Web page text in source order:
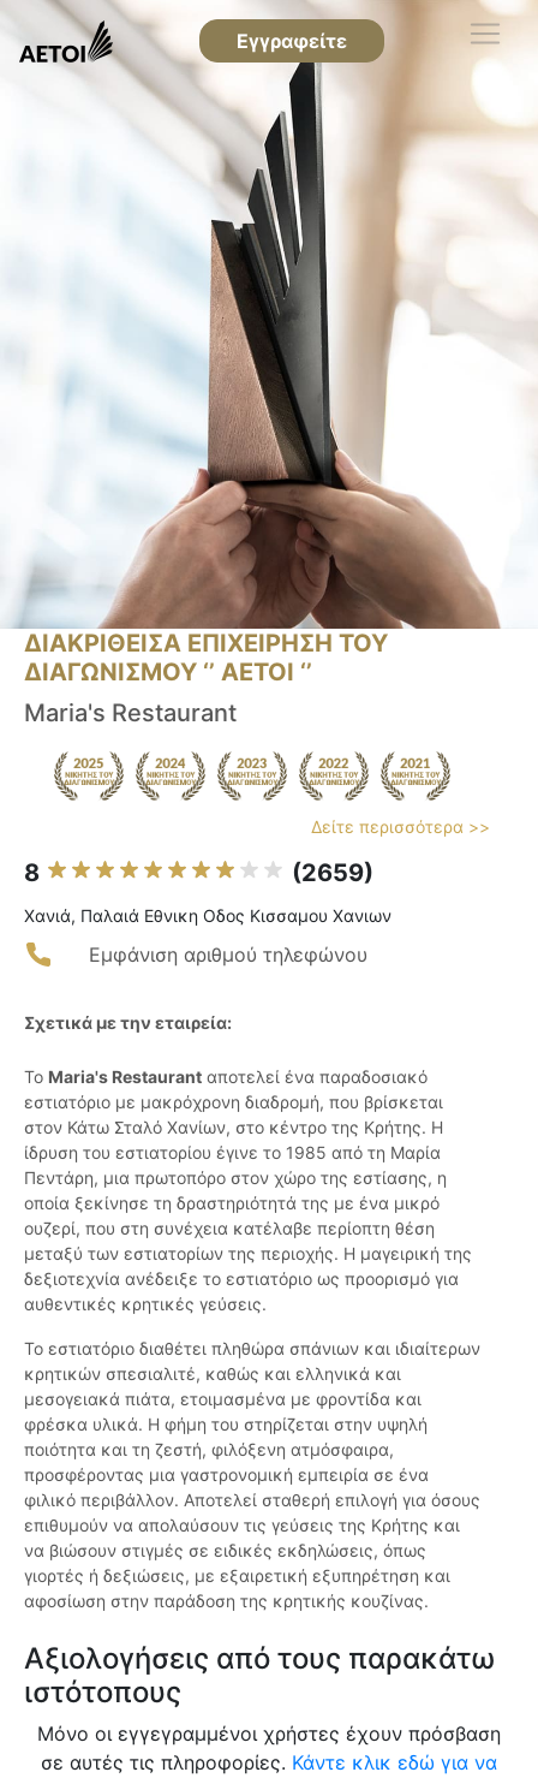
Εγγραφείτε
ΔΙΑΚΡΙΘΕΙΣΑ ΕΠΙΧΕΙΡΗΣΗ ΤΟΥ
ΔΙΑΓΩΝΙΣΜΟΥ ‘’ ΑΕΤΟΙ ‘’
Maria's Restaurant
Δείτε περισσότερα >>
8 (2659)
Χανιά, Παλαιά Εθνικη Οδος Κισσαμου Χανιων
Εμφάνιση αριθμού τηλεφώνου
Σχετικά με την εταιρεία:
Το Maria's Restaurant αποτελεί ένα παραδοσιακό
εστιατόριο με μακρόχρονη διαδρομή, που βρίσκεται
στον Κάτω Σταλό Χανίων, στο κέντρο της Κρήτης. Η
ίδρυση του εστιατορίου έγινε το 1985 από τη Μαρία
Πεντάρη, μια πρωτοπόρο στον χώρο της εστίασης, η
οποία ξεκίνησε τη δραστηριότητά της με ένα μικρό
ουζερί, που στη συνέχεια κατέλαβε περίοπτη θέση
μεταξύ των εστιατορίων της περιοχής. Η μαγειρική της
δεξιοτεχνία ανέδειξε το εστιατόριο ως προορισμό για
αυθεντικές κρητικές γεύσεις.
Το εστιατόριο διαθέτει πληθώρα σπάνιων και ιδιαίτερων
κρητικών σπεσιαλιτέ, καθώς και ελληνικά και
μεσογειακά πιάτα, ετοιμασμένα με φροντίδα και
φρέσκα υλικά. Η φήμη του στηρίζεται στην υψηλή
ποιότητα και τη ζεστή, φιλόξενη ατμόσφαιρα,
προσφέροντας μια γαστρονομική εμπειρία σε ένα
φιλικό περιβάλλον. Αποτελεί σταθερή επιλογή για όσους
επιθυμούν να απολαύσουν τις γεύσεις της Κρήτης και
να βιώσουν στιγμές σε ειδικές εκδηλώσεις, όπως
γιορτές ή δεξιώσεις, με εξαιρετική εξυπηρέτηση και
αφοσίωση στην παράδοση της κρητικής κουζίνας.
Αξιολογήσεις από τους παρακάτω
ιστότοπους
Μόνο οι εγγεγραμμένοι χρήστες έχουν πρόσβαση
σε αυτές τις πληροφορίες. Κάντε κλικ εδώ για να